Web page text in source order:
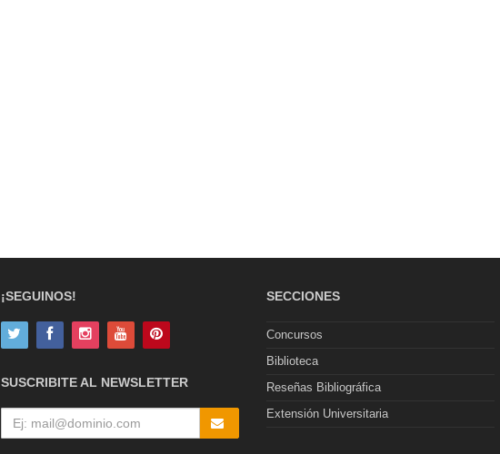
¡SEGUINOS!
SUSCRIBITE AL NEWSLETTER
SECCIONES
Concursos
Biblioteca
Reseñas Bibliográfica
Extensión Universitaria